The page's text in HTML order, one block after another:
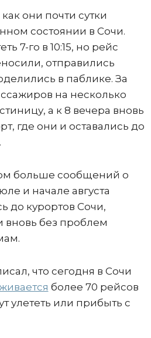
они почти сутки
состоянии в Сочи.
7-го в 10:15, но рейс
отправились
в паблике. За
на несколько
а к 8 вечера вновь
где они и оставались до
больше сообщений о
и начале августа
до курортов Сочи,
вновь без проблем
что сегодня в Сочи
более 70 рейсов
улететь или прибыть с